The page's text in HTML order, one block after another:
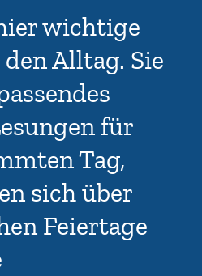
wichtige
Alltag. Sie
für
Tag,
sich über
Feiertage